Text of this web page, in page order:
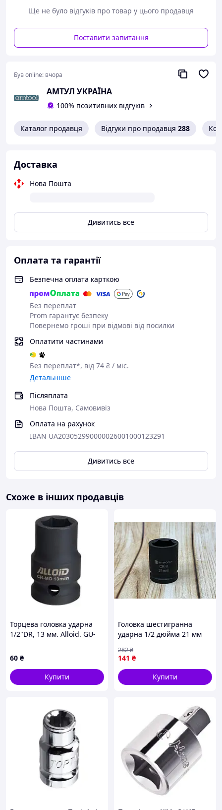
Ще не було відгуків про товар у цього продавця
Поставити запитання
Був online: вчора
АМТУЛ УКРАЇНА
100% позитивних відгуків
Каталог продавця Відгуки про продавця 288
Доставка
Нова Пошта
Дивитись все
Оплата та гарантії
Безпечна оплата карткою
Без переплат
Prom гарантує безпеку
Повернемо гроші при відмові від посилки
Оплатити частинами
Без переплат*, від 74 ₴ / міс.
Детальніше
Післяплата
Нова Пошта, Самовивіз
Оплата на рахунок
IBAN UA203052990000026001000123291
Дивитись все
Схоже в інших продавців
Торцева головка ударна
1/2"DR, 13 мм. Alloid. GU-
60 ₴
Купити
Головка шестигранна
ударна 1/2 дюйма 21 мм
кріплення та демонтажу
141 ₴
282₴
Купити